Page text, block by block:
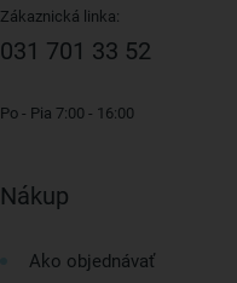
Zákaznická linka:
031 701 33 52
Po - Pia 7:00 - 16:00
Nákup
Ako objednávať